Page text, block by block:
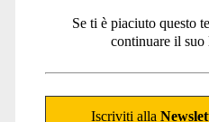
Se ti è piaciuto questo
continuare il suo
Iscriviti alla